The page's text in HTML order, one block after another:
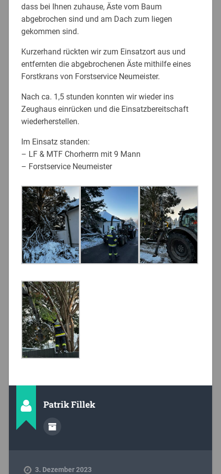
dass bei Ihnen zuhause, Äste vom Baum
abgebrochen sind und am Dach zum liegen
gekommen sind.
Kurzerhand rückten wir zum Einsatzort aus und
entfernten die abgebrochenen Äste mithilfe eines
Forstkrans von Forstservice Neumeister.
Nach ca. 1,5 stunden konnten wir wieder ins
Zeughaus einrücken und die Einsatzbereitschaft
wiederherstellen.
Im Einsatz standen:
– LF & MTF Chorherrn mit 9 Mann
– Forstservice Neumeister
Patrik Fillek
3. Dezember 2023